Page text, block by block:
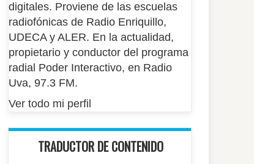
digitales. Proviene de las escuelas
radiofónicas de Radio Enriquillo,
UDECA y ALER. En la actualidad,
propietario y conductor del programa
radial Poder Interactivo, en Radio
Uva, 97.3 FM.
Ver todo mi perfil
TRADUCTOR DE CONTENIDO